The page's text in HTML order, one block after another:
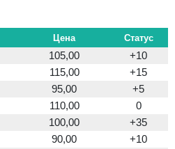
Цена Статус
105,00
+10
115,00
+15
95,00
+5
110,00
0
100,00
+35
90,00
+10